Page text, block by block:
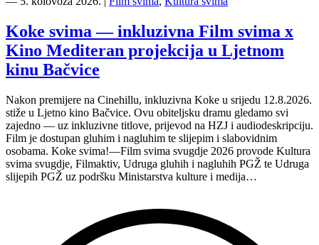
Film
svima
nastavljaju
inkluzivnu
turneju
Hvaru”
Koke svima — inkluzivna Film svima x
Kino Mediteran projekcija u Ljetnom
kinu Bačvice
Nakon premijere na Cinehillu, inkluzivna Koke u srijedu 12.8.2026.
stiže u Ljetno kino Bačvice. Ovu obiteljsku dramu gledamo svi
zajedno — uz inkluzivne titlove, prijevod na HZJ i audiodeskripciju.
Film je dostupan gluhim i nagluhim te slijepim i slabovidnim
osobama. Koke svima!—Film svima svugdje 2026 provode Kultura
svima svugdje, Filmaktiv, Udruga gluhih i nagluhih PGŽ te Udruga
slijepih PGŽ uz podršku Ministarstva kulture i medija…